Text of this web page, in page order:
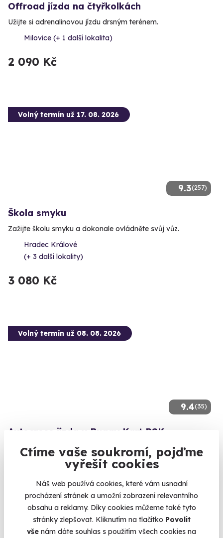
Ctíme vaše soukromí, pojďme
vyřešit cookies
Náš web používá cookies, které vám usnadní
procházení stránek a umožní zobrazení relevantního
obsahu a reklamy. Díky cookies můžeme také tyto
stránky zlepšovat. Kliknutím na tlačítko Povolit
vše nám dáte souhlas s použitím všech cookies na
Offroad jízda na čtyřkolkách
Užijte si adrenalinovou jízdu drsným terénem.
Milovice (+ 1 další lokalita)
2 090 Kč
9.3(257)
Volný termín už 17. 08. 2026
Škola smyku
Zažijte školu smyku a dokonale ovládněte svůj vůz.
Hradec Králové
(+ 3 další lokality)
3 080 Kč
9.4(35)
Volný termín už 08. 08. 2026
Autocross jízda v Buggy Kart RSK
Adrenalinová jízda plná bláta a ostrých zatáček.
Dolní Bousov (Mladá Boleslav)
2 390 Kč